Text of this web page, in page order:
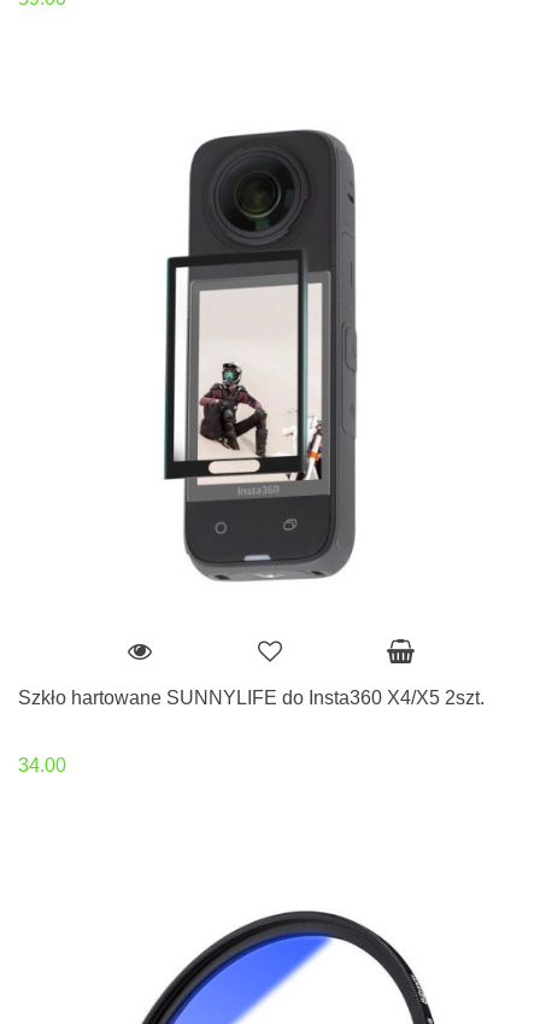
Szkło hartowane SUNNYLIFE do Insta360 X4/X5 2szt.
34.00